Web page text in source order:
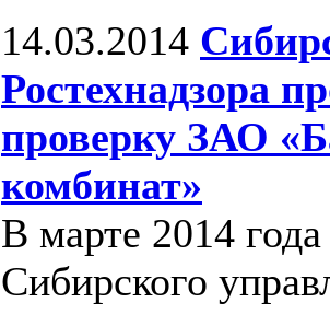
14.03.2014
Ростехнадзора
проверку ЗАО
комбинат»
В марте 2014
Сибирского